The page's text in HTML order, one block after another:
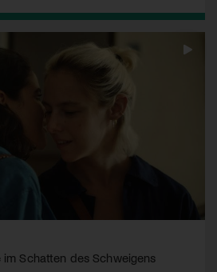
im Schatten des Schweigens